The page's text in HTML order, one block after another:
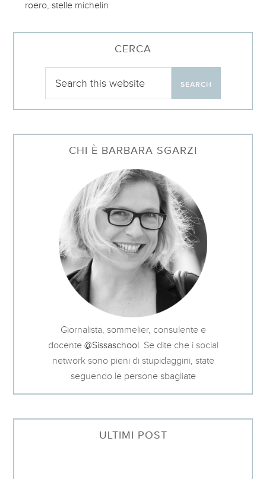
roero ,stelle michelin
CERCA
CHI È BARBARA SGARZI
Giornalista, sommelier, consulente e
docente @Sissaschool. Se dite che i social
network sono pieni di stupidaggini, state
seguendo le persone sbagliate
ULTIMI POST